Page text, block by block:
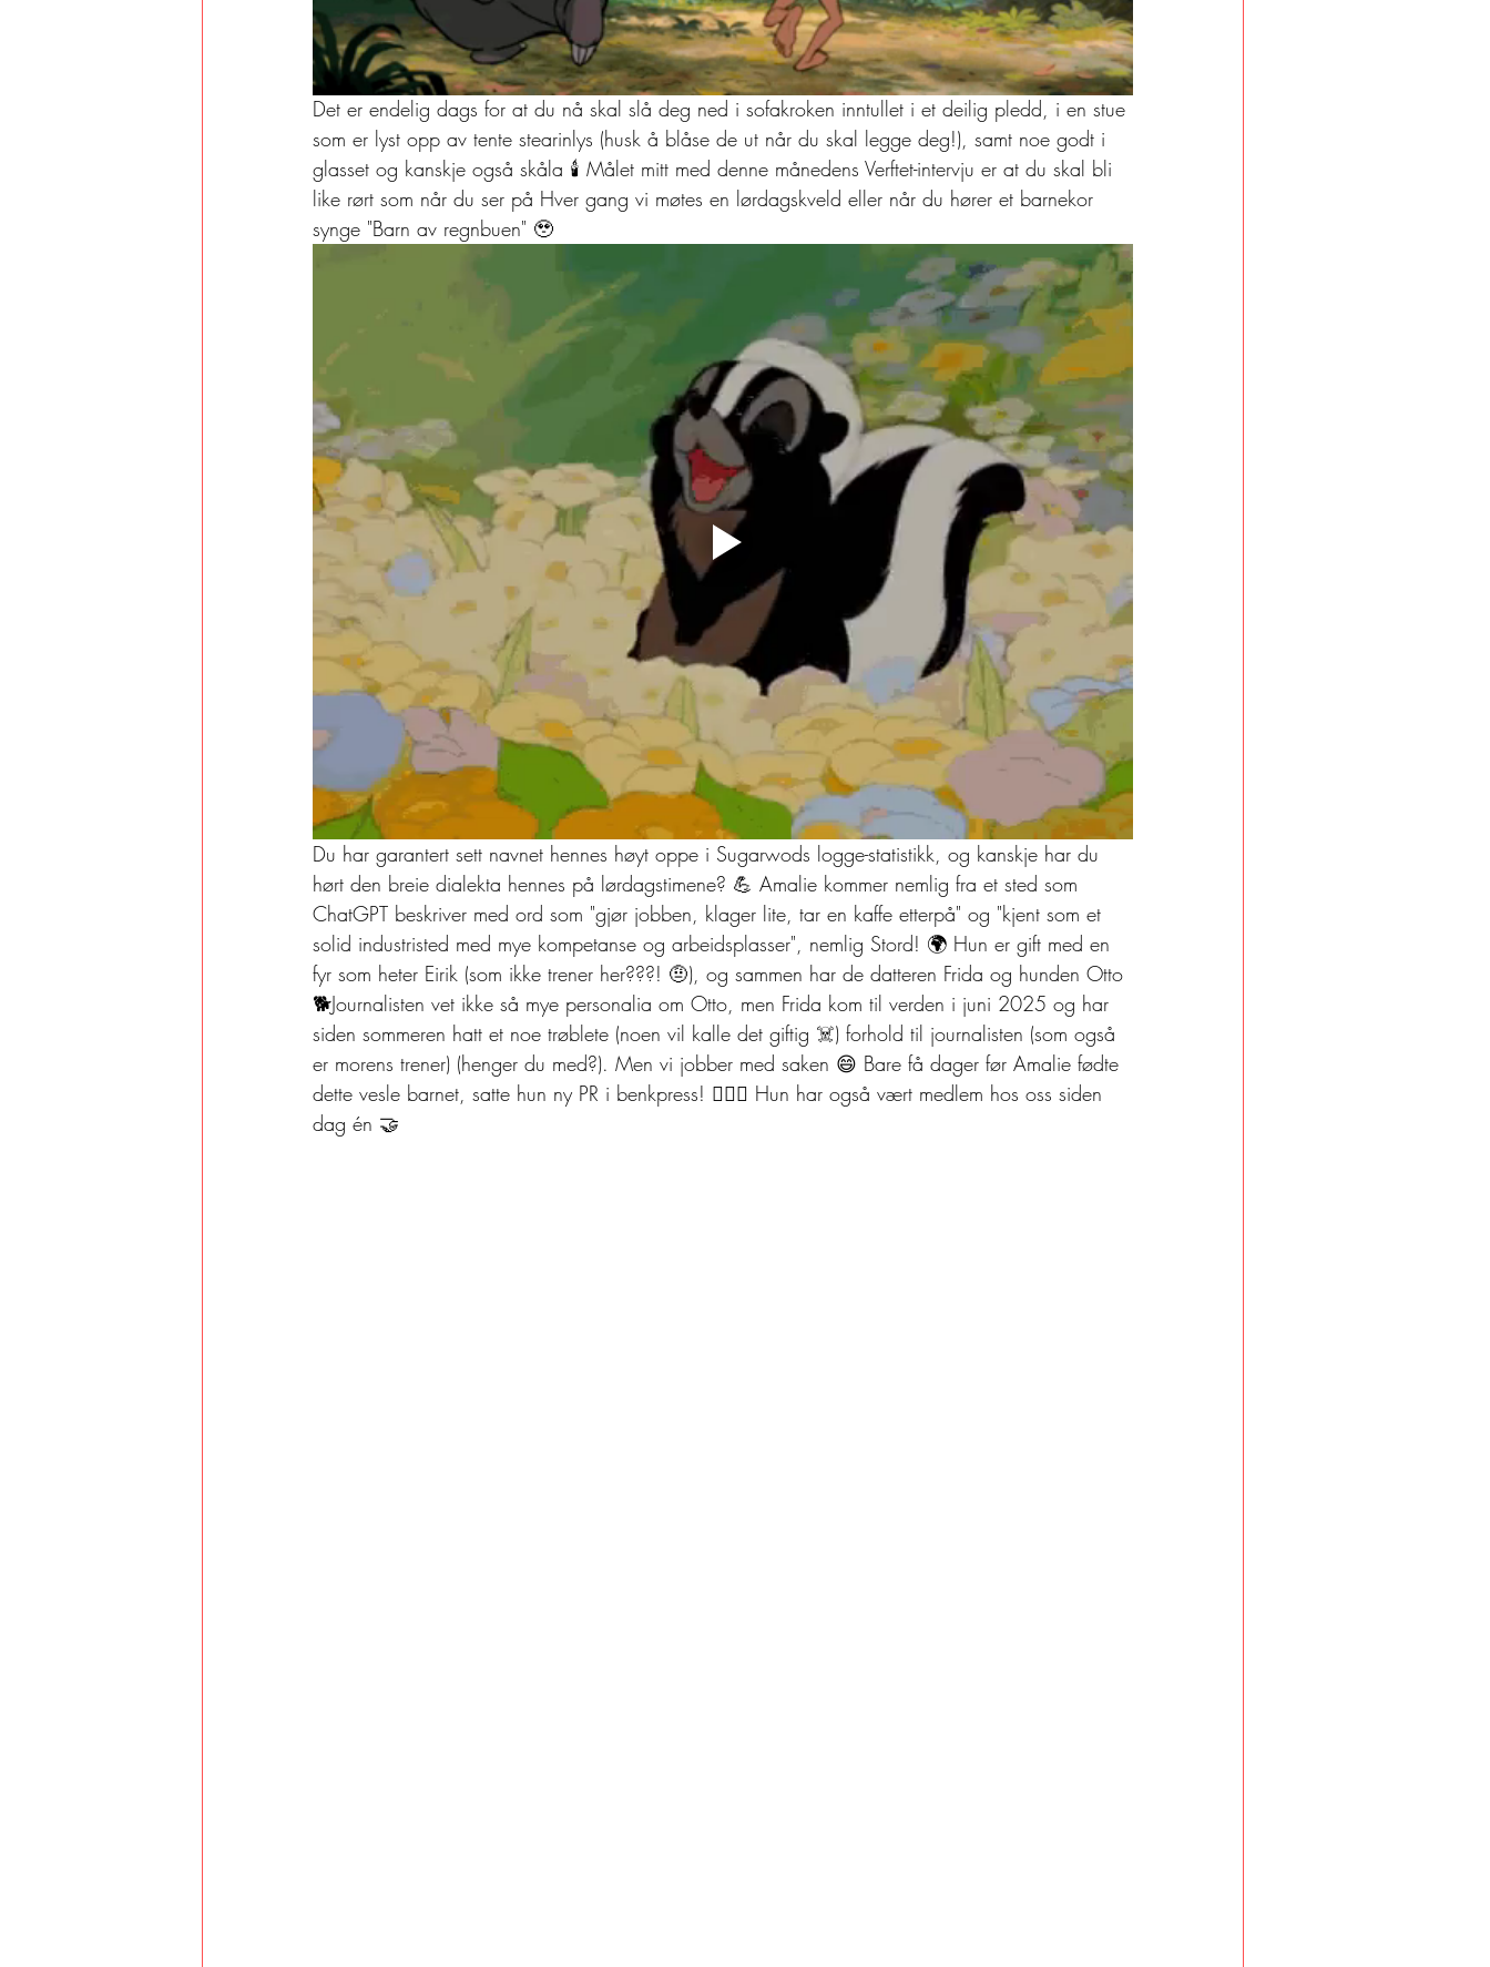
Det er endelig dags for at du nå skal slå deg ned i sofakroken inntullet i et deilig pledd, i en stue
som er lyst opp av tente stearinlys (husk å blåse de ut når du skal legge deg!), samt noe godt i
glasset og kanskje også skåla 🕯️ Målet mitt med denne månedens Verftet-intervju er at du skal bli
like rørt som når du ser på Hver gang vi møtes en lørdagskveld eller når du hører et barnekor
synge "Barn av regnbuen" 🥹
Du har garantert sett navnet hennes høyt oppe i Sugarwods logge-statistikk, og kanskje har du
hørt den breie dialekta hennes på lørdagstimene? 💪 Amalie kommer nemlig fra et sted som
ChatGPT beskriver med ord som "gjør jobben, klager lite, tar en kaffe etterpå" og "kjent som et
solid industristed med mye kompetanse og arbeidsplasser", nemlig Stord! 🌍 Hun er gift med en
fyr som heter Eirik (som ikke trener her???! 🤨), og sammen har de datteren Frida og hunden Otto
🐕Journalisten vet ikke så mye personalia om Otto, men Frida kom til verden i juni 2025 og har
siden sommeren hatt et noe trøblete (noen vil kalle det giftig ☠️) forhold til journalisten (som også
er morens trener) (henger du med?). Men vi jobber med saken 😄 Bare få dager før Amalie fødte
dette vesle barnet, satte hun ny PR i benkpress! 🏋️‍♀️🔥 Hun har også vært medlem hos oss siden
dag én 🤝